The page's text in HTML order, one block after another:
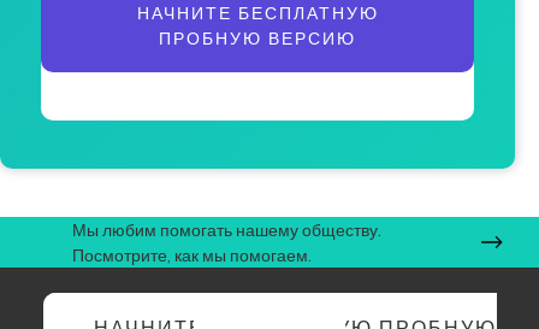
НАЧНИТЕ БЕСПЛАТНУЮ
ПРОБНУЮ ВЕРСИЮ
Мы любим помогать нашему обществу.
Посмотрите, как мы помогаем.